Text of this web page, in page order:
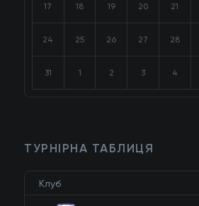
17 18 19 20 21
24 25 26 27 28
31 1 2 3 4
ТУРНІРНА ТАБЛИЦЯ
Клуб